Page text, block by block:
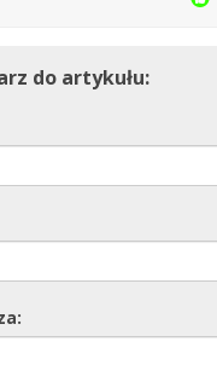
do artykułu: